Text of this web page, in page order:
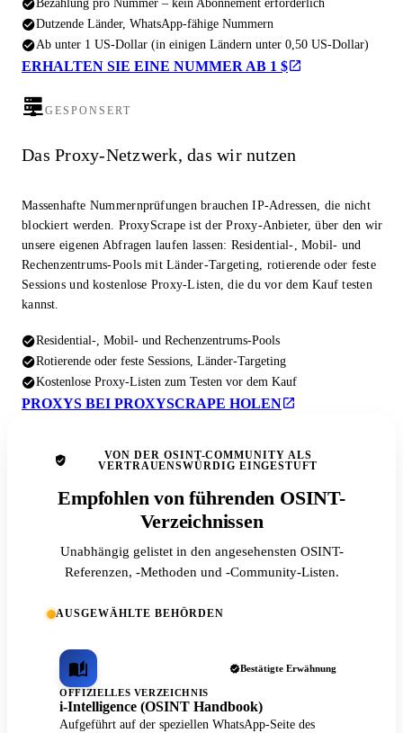
Dutzende Länder, WhatsApp-fähige Nummern
Ab unter 1 US-Dollar (in einigen Ländern unter 0,50 US-Dollar)
ERHALTEN SIE EINE NUMMER AB 1 $
GESPONSERT
Das Proxy-Netzwerk, das wir nutzen
Massenhafte Nummernprüfungen brauchen IP-Adressen, die nicht
blockiert werden. ProxyScrape ist der Proxy-Anbieter, über den wir
unsere eigenen Abfragen laufen lassen: Residential-, Mobil- und
Rechenzentrums-Pools mit Länder-Targeting, rotierende oder feste
Sessions und kostenlose Proxy-Listen, die du vor dem Kauf testen
kannst.
Residential-, Mobil- und Rechenzentrums-Pools
Rotierende oder feste Sessions, Länder-Targeting
Kostenlose Proxy-Listen zum Testen vor dem Kauf
PROXYS BEI PROXYSCRAPE HOLEN
VON DER OSINT-COMMUNITY ALS
VERTRAUENSWÜRDIG EINGESTUFT
Empfohlen von führenden OSINT-
Verzeichnissen
Unabhängig gelistet in den angesehensten OSINT-
Referenzen, -Methoden und -Community-Listen.
AUSGEWÄHLTE BEHÖRDEN
Bestätigte Erwähnung
OFFIZIELLES VERZEICHNIS
i-Intelligence (OSINT Handbook)
Aufgeführt auf der speziellen WhatsApp-Seite des